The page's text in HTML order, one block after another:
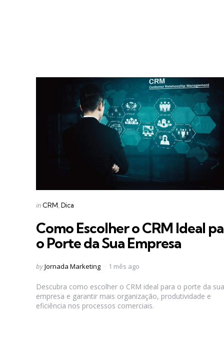
Categories
Posted
in CRM Dica
Como Escolher o CRM Ideal
o Porte da Sua Empresa
Posted
byJornada Marketing 1 mês ago
Descubra como escolher o CRM ideal para o porte da sua
empresa e garantir mais organização, produtividade e
eficiência nos processos comerciais.